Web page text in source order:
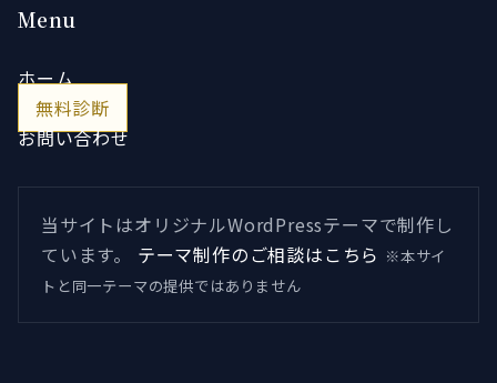
Menu
ホーム
無料診断
お問い合わせ
当サイトはオリジナルWordPressテーマで制作し
ています。
テーマ制作のご相談はこちら ※本サイ
トと同一テーマの提供ではありません